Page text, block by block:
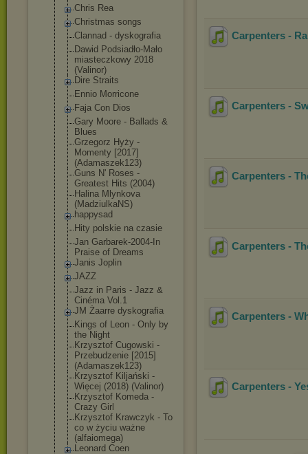
Chris Rea
Christmas songs
Clannad - dyskografia
Dawid Podsiadło-Mało
miasteczkowy 2018
(Valinor)
Dire Straits
Ennio Morricone
Faja Con Dios
Gary Moore - Ballads &
Blues
Grzegorz Hyży -
Momenty [2017]
(Adamaszek123)
Guns N' Roses -
Greatest Hits (2004)
Halina Mlynkova
(MadziulkaNS)
happysad
Hity polskie na czasie
Jan Garbarek-2004- In
Praise of Dreams
Janis Joplin
JAZZ
Jazz in Paris - Jazz &
Cinéma Vol.1
JM Żaarre dyskografia
Kings of Leon - Only by
the Night
Krzysztof Cugowski -
Przebudzenie [2015]
(Adamaszek123)
Krzysztof Kiljański -
Więcej (2018) (Valinor)
Krzysztof Komeda -
Crazy Girl
Krzysztof Krawczyk - To
co w życiu ważne
(alfaiomega)
Leonard Coen
Carpenters -
Carpenters -
Carpenters -
Carpenters -
Carpenters -
Carpenters -